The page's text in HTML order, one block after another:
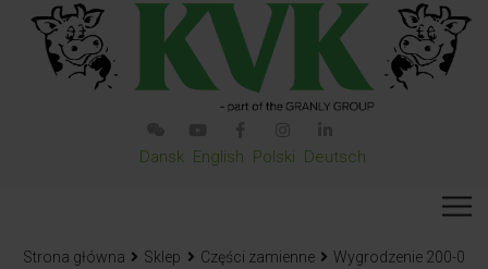
Dansk English Polski Deutsch
Strona główna Sklep Części zamienne
Wygrodzenie 200-0